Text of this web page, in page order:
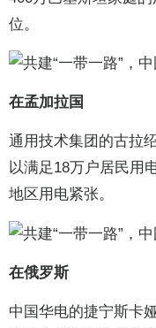
位。
在孟加拉国
通用技术集团的古拉
以满足18万户居民用
地区用电紧张。
在俄罗斯
中国华电的捷宁斯卡